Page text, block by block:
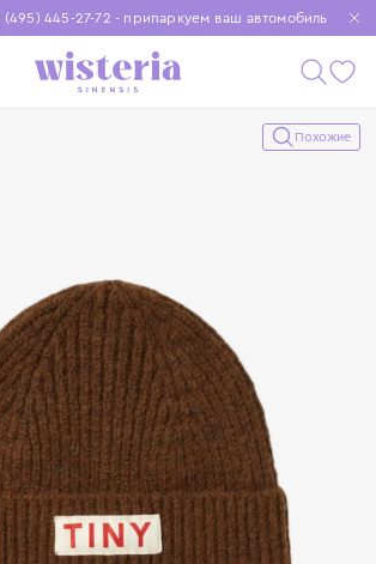
(495) 445-27-72 - припаркуем ваш автомобиль
доставка при заказе от 15 000 ₽
чтобы покупки были еще удобнее
Похожие